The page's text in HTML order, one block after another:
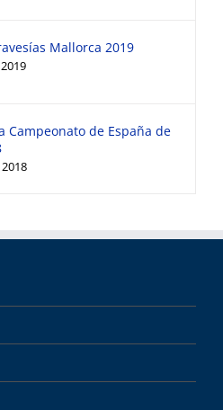
Mallorca 2019
Campeonato de España de